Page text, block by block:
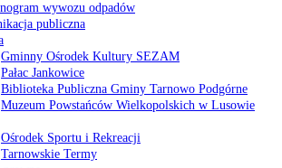
wywozu odpadów
publiczna
Gminny Ośrodek Kultury SEZAM
Pałac Jankowice
Biblioteka Publiczna Gminy Tarnowo Podgórne
Muzeum Powstańców Wielkopolskich w Lusowie
Ośrodek Sportu i Rekreacji
Tarnowskie Termy